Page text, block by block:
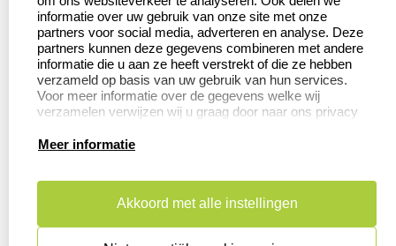
Retourneren
Herroepingsrecht
Betaling &
Verzending
Productinformatie:
Aanleverspecificaties
Instructie voor
Safety Sheets
informatie over uw gebruik van onze site met onze
partners voor social media, adverteren en analyse. Deze
partners kunnen deze gegevens combineren met andere
informatie die u aan ze heeft verstrekt of die ze hebben
verzameld op basis van uw gebruik van hun services.
Voor meer informatie over de gegevens welke wij
verzamelen verwijzen wij u graag door naar ons privacy
Meer informatie
Akkoord met alle instellingen